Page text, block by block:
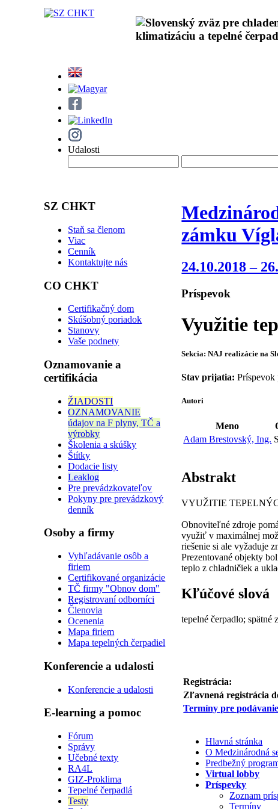
Udalosti
SZ CHKT
Staň sa členom
Viac
Cenník
Kontaktujte nás
CO CHKT
Certifikačný dom
Skúšobný poriadok
Stanovy
Vaše podnety
Oznamovanie a
certifikácia
ŽIADOSTI
OZNAMOVANIE
údajov na F plyny, TČ a
výrobky
Školenia a skúšky
Štítky
Dodacie listy
Leaklog
Pre prevádzkovateľov
Pokyny pre prevádzkový
denník
Osoby a firmy
Vyhľadávanie osôb a
firiem
Certifikované organizácie
TČ firmy "Obnov dom"
Registrovaní odborníci
Členovia
Ocenenia
Mapa firiem
Mapa tepelných čerpadiel
Konferencie a udalosti
Konferencie a udalosti
E-learning a pomoc
Fórum
Správy
Učebné texty
RA4L
GIZ-Proklima
Tepelné čerpadlá
Testy
zámku
24.10.2018 –
Príspevok
Využitie
Sekcia: NAJ realizácie na
Stav prijatia: Príspevok
Autori
Meno
Adam Brestovský, Ing.
Abstrakt
VYUŽITIE
Obnoviteľné zdroje
využiť v maximálnej
riešenie si ale vyžaduje
Prezentované objekty
teplo z chladničiek a
Kľúčové slová
tepelné čerpadlo; spätné
Registrácia:
Zľavnená registrácia
Termíny pre
Hlavná stránka
O Medzinárodná
Predbežný
Virtual lobby
Príspevky
Zoznam
Termíny